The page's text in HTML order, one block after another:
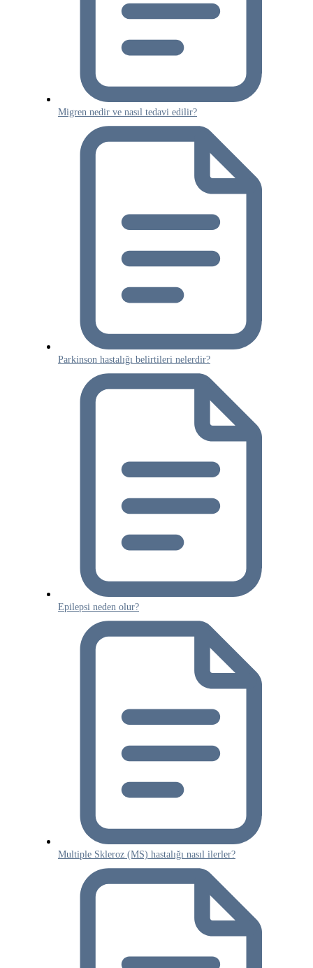
Migren nedir ve nasıl tedavi edilir?
Parkinson hastalığı belirtileri nelerdir?
Epilepsi neden olur?
Multiple Skleroz (MS) hastalığı nasıl ilerler?